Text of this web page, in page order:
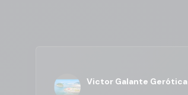
Victor Galante Gerótica